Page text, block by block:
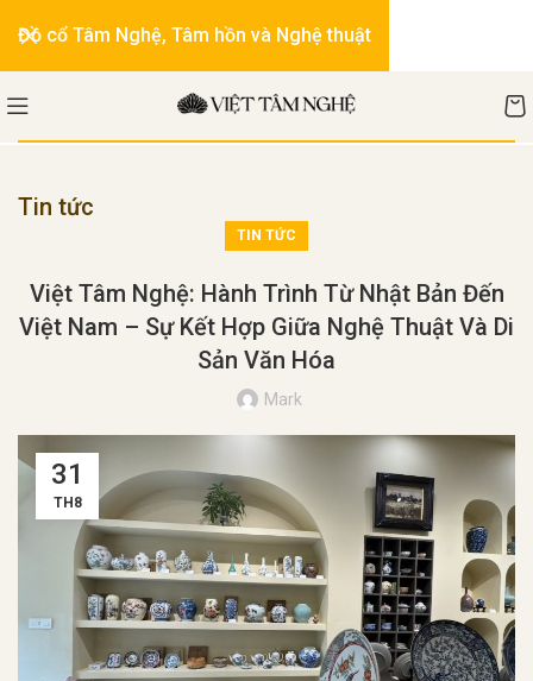
Tin tức
TIN TỨC
Việt Tâm Nghệ: Hành Trình Từ Nhật Bản Đến
Việt Nam – Sự Kết Hợp Giữa Nghệ Thuật Và Di
Sản Văn Hóa
Mark
31
TH8
Đồ cổ Tâm Nghệ, Tâm hồn và Nghệ thuật